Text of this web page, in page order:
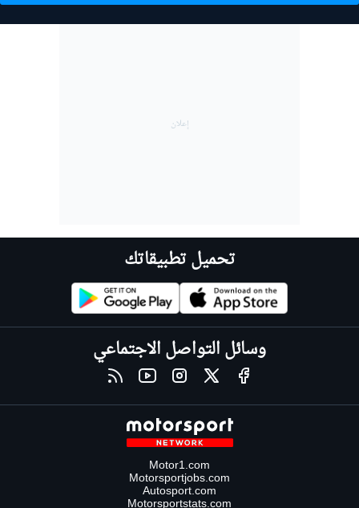
تحميل تطبيقاتك
وسائل التواصل الاجتماعي
Motor1.com
Motorsportjobs.com
Autosport.com